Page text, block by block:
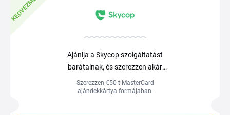
Ajánlja a Skycop szolgáltatást
barátainak, és szerezzen akár
50jutalmat
Szerezzen €50-t MasterCard
ajándékkártya formájában.